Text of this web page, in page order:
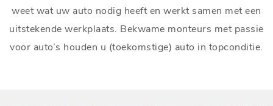
weet wat uw auto nodig heeft en werkt samen met een
uitstekende werkplaats. Bekwame monteurs met passie
voor auto’s houden u (toekomstige) auto in topconditie.